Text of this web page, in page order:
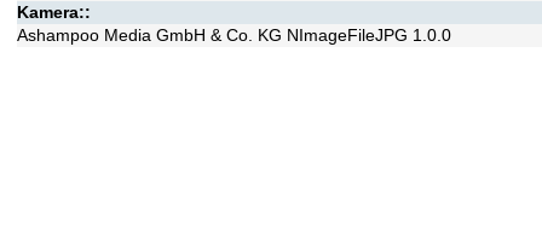
Kamera::
Ashampoo Media GmbH & Co. KG NImageFileJPG 1.0.0